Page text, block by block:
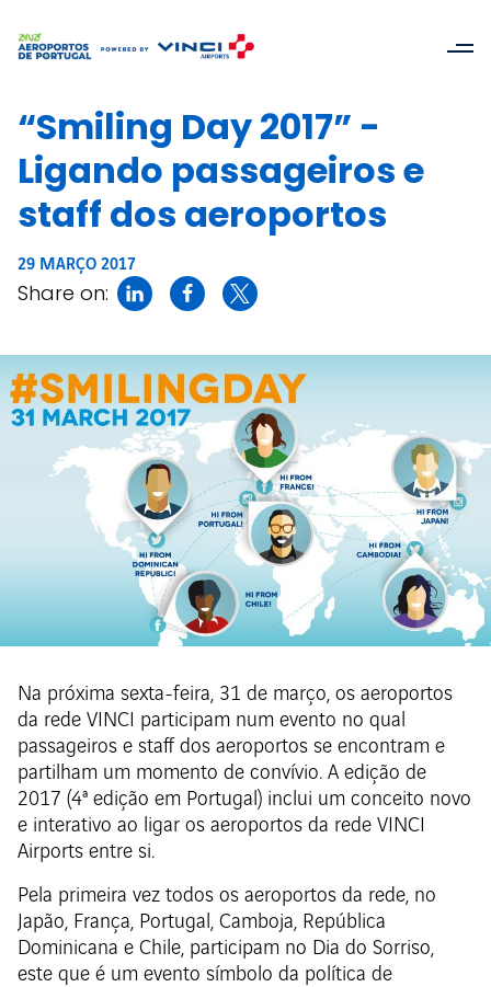
“Smiling Day 2017” -
Ligando passageiros e
staff dos aeroportos
29 MARÇO 2017
Share on:
Na próxima sexta-feira, 31 de março, os aeroportos
da rede VINCI participam num evento no qual
passageiros e staff dos aeroportos se encontram e
partilham um momento de convívio. A edição de
2017 (4ª edição em Portugal) inclui um conceito novo
e interativo ao ligar os aeroportos da rede VINCI
Airports entre si.
Pela primeira vez todos os aeroportos da rede, no
Japão, França, Portugal, Camboja, República
Dominicana e Chile, participam no Dia do Sorriso,
este que é um evento símbolo da política de